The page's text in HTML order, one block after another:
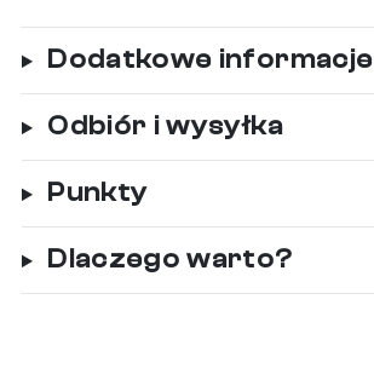
Dodatkowe informacje
Odbiór i wysyłka
Punkty
Dlaczego warto?